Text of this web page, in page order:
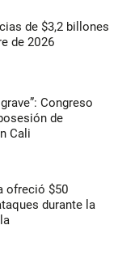
de $3,2 billones
de 2026
Congreso
de
Cali
ofreció $50
durante la